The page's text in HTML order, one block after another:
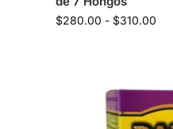
$280.00 - $310.00